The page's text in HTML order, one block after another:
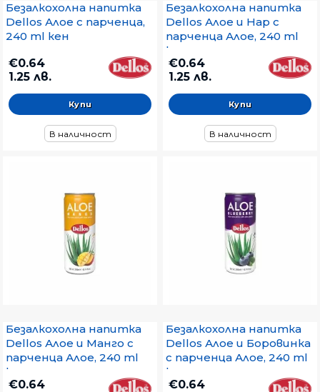
Безалкохолна напитка
Dellos Алое с парченца,
240 ml кен
€0.64
1.25 лв.
В наличност
Безалкохолна напитка
Dellos Алое и Нар с
парченца Алое, 240 ml
кен
€0.64
1.25 лв.
В наличност
Безалкохолна напитка
Dellos Алое и Манго с
парченца Алое, 240 ml
кен
€0.64
Безалкохолна напитка
Dellos Алое и Боровинка
с парченца Алое, 240 ml
кен
€0.64